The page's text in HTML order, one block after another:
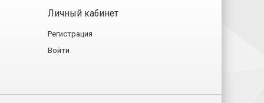
Личный кабинет
Регистрация
Войти